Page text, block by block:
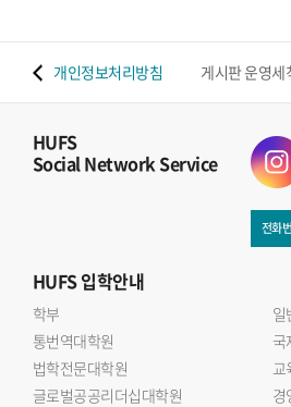
개인정보처리방침 게시판 운영세
HUFS
Social Network Service
전화
HUFS입학안내
학부
일
통번역대학원
국
법학전문대학원
교
글로벌공공리더십대학원
경